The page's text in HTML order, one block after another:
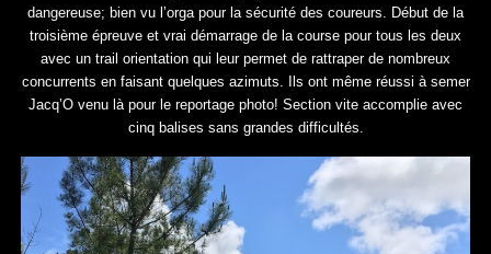
dangereuse; bien vu l’orga pour la sécurité des coureurs. Début de la
troisième épreuve et vrai démarrage de la course pour tous les deux
avec un trail orientation qui leur permet de rattraper de nombreux
concurrents en faisant quelques azimuts. Ils ont même réussi à semer
Jacq’O venu là pour le reportage photo! Section vite accomplie avec
cinq balises sans grandes difficultés.